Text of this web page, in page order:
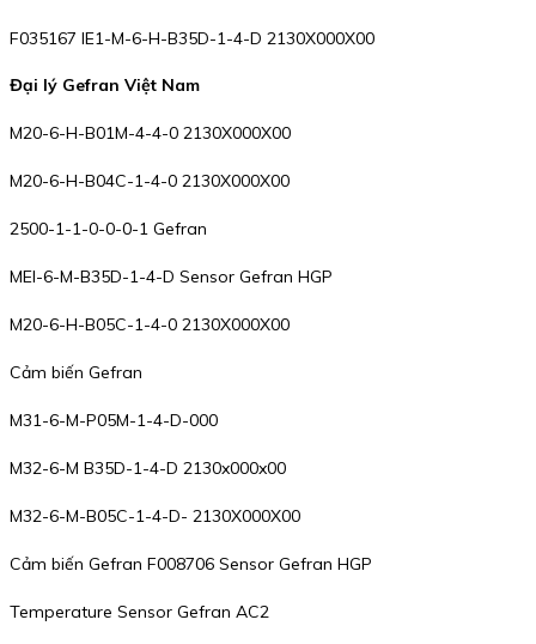
F035167 IE1-M-6-H-B35D-1-4-D 2130X000X00
Đại lý Gefran Việt Nam
M20-6-H-B01M-4-4-0 2130X000X00
M20-6-H-B04C-1-4-0 2130X000X00
2500-1-1-0-0-0-1 Gefran
MEI-6-M-B35D-1-4-D Sensor Gefran HGP
M20-6-H-B05C-1-4-0 2130X000X00
Cảm biến Gefran
M31-6-M-P05M-1-4-D-000
M32-6-M B35D-1-4-D 2130x000x00
M32-6-M-B05C-1-4-D- 2130X000X00
Cảm biến Gefran F008706 Sensor Gefran HGP
Temperature Sensor Gefran AC2